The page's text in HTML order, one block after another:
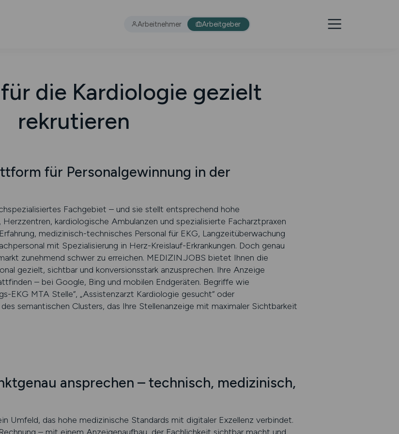
Arbeitnehmer Arbeitgeber
die Kardiologie gezielt
rekrutieren
für Personalgewinnung in der
Fachgebiet – und sie stellt entsprechend hohe
Herzzentren, kardiologische Ambulanzen und spezialisierte Facharztpraxen
medizinisch-technisches Personal für EKG, Langzeitüberwachung
mit Spezialisierung in Herz-Kreislauf-Erkrankungen. Doch genau
zunehmend schwer zu erreichen. MEDIZIN.JOBS bietet Ihnen die
gezielt, sichtbar und konversionsstark anzusprechen. Ihre Anzeige
– bei Google, Bing und mobilen Endgeräten. Begriffe wie
EKG MTA Stelle“, „Assistenzarzt Kardiologie gesucht“ oder
semantischen Clusters, das Ihre Stellenanzeige mit maximaler Sichtbarkeit
ansprechen – technisch, medizinisch,
Umfeld, das hohe medizinische Standards mit digitaler Exzellenz verbindet.